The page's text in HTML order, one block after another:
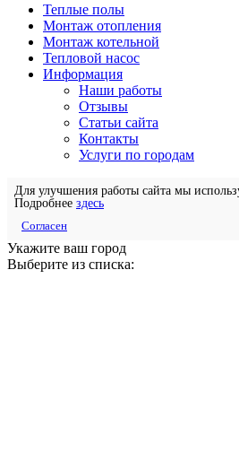
Теплые полы
Монтаж отопления
Монтаж котельной
Тепловой насос
Информация
Наши работы
Отзывы
Статьи сайта
Контакты
Услуги по городам
Для улучшения работы сайта мы
Подробнее здесь
Согласен
Укажите ваш город
Выберите из списка: